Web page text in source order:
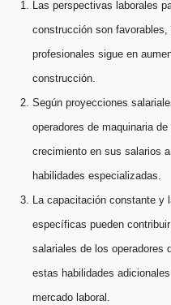
Las perspectivas laborales
construcción son
profesionales sigue en
construcción.
Según proyecciones
operadores de maquinaria
crecimiento en sus salarios
habilidades especializadas.
La capacitación constante y
específicas pueden
salariales de los operadores
estas habilidades
mercado laboral.